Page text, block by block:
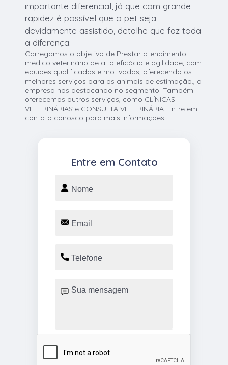
importante diferencial, já que com grande
rapidez é possível que o pet seja
devidamente assistido, detalhe que faz toda
a diferença.
Carregamos o objetivo de Prestar atendimento
médico veterinário de alta eficácia e agilidade, com
equipes qualificadas e motivadas, oferecendo os
melhores serviços para os animais de estimação., a
empresa nos destacando no segmento. Também
oferecemos outros serviços, como CLÍNICAS
VETERINÁRIAS e CONSULTA VETERINÁRIA. Entre em
contato conosco para mais informações.
Entre em Contato